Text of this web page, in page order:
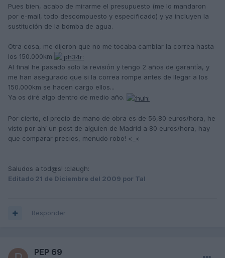
Pues bien, acabo de mirarme el presupuesto (me lo mandaron
por e-mail, todo descompuesto y especificado) y ya incluyen la
sustitución de la bomba de agua.
Otra cosa, me dijeron que no me tocaba cambiar la correa hasta
los 150.000km
Al final he pasado solo la revisión y tengo 2 años de garantía, y
me han asegurado que si la correa rompe antes de llegar a los
150.000km se hacen cargo ellos...
Ya os diré algo dentro de medio año.
Por cierto, el precio de mano de obra es de 56,80 euros/hora, he
visto por ahí un post de alguien de Madrid a 80 euros/hora, hay
que comparar precios, menudo robo! <_<
Saludos a tod@s! :claugh:
Editado 21 de Diciembre del 2009 por Tal
Responder
PEP 69